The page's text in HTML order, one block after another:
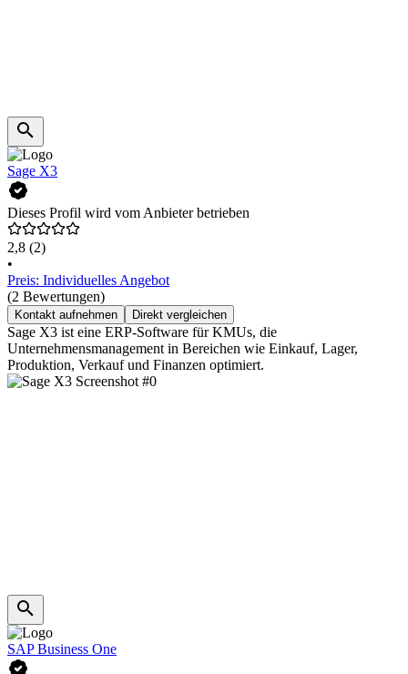
Sage X3
Dieses Profil wird vom Anbieter betrieben
2,8 (2)
•
Preis: Individuelles Angebot
(2 Bewertungen)
Kontakt aufnehmen Direkt vergleichen
Sage X3 ist eine ERP-Software für KMUs, die
Unternehmensmanagement in Bereichen wie Einkauf, Lager,
Produktion, Verkauf und Finanzen optimiert.
SAP Business One